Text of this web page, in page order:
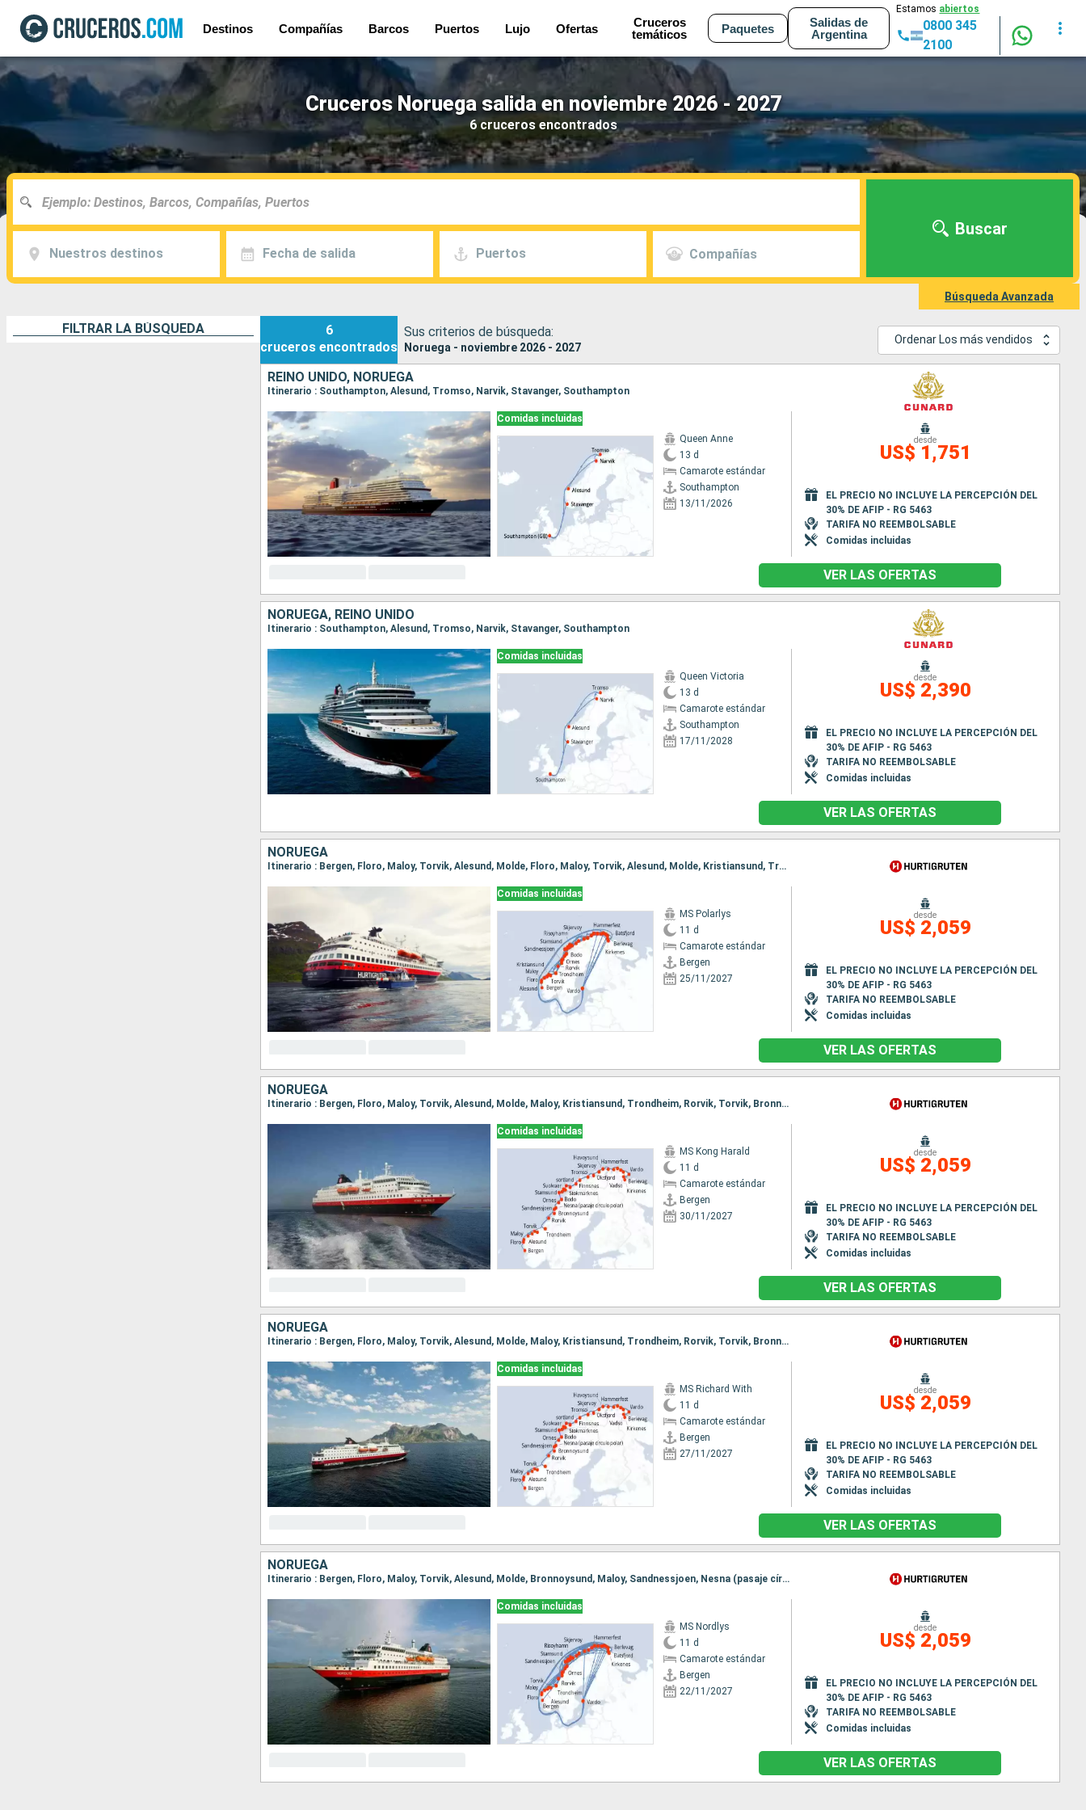
Destinos Compañías Barcos Puertos Lujo Ofertas
Cruceros
temáticos
Paquetes
Salidas de
Argentina
Estamos abiertos
0800 345
2100
Cruceros Noruega salida en noviembre 2026 - 2027
6 cruceros encontrados
Nuestros destinos Fecha de salida Puertos Compañías
Buscar
Búsqueda Avanzada
FILTRAR LA BÚSQUEDA
6
cruceros encontrados
Sus criterios de búsqueda:
Noruega - noviembre 2026 - 2027
Ordenar Los más vendidos
REINO UNIDO, NORUEGA
Itinerario : Southampton, Alesund, Tromso, Narvik, Stavanger, Southampton
Comidas incluidas
Queen Anne
13 d
Camarote estándar
Southampton
13/11/2026
desde
US$ 1,751
EL PRECIO NO INCLUYE LA PERCEPCIÓN DEL
30% DE AFIP - RG 5463
TARIFA NO REEMBOLSABLE
Comidas incluidas
VER LAS OFERTAS
NORUEGA, REINO UNIDO
Itinerario : Southampton, Alesund, Tromso, Narvik, Stavanger, Southampton
Comidas incluidas
Queen Victoria
13 d
Camarote estándar
Southampton
17/11/2028
desde
US$ 2,390
EL PRECIO NO INCLUYE LA PERCEPCIÓN DEL
30% DE AFIP - RG 5463
TARIFA NO REEMBOLSABLE
Comidas incluidas
VER LAS OFERTAS
NORUEGA
Itinerario : Bergen, Floro, Maloy, Torvik, Alesund, Molde, Floro, Maloy, Torvik, Alesund, Molde, Kristiansund, Trondheim, Rorvik, Maloy, Kristiansund, Trondheim, Rorvik, Bronnoysund, Sandnessjoen, Nesna (pasaje círculo polar), Ornes, Bodo, Stamsund, Svolvaer, Torvik, Bronnoysund, Sandnessjoen, Nesna (pasaje círculo polar), Ornes, Bodo, Stamsund, Svolvaer, Stokmarknes, sortland, Risoyhamn, Harstad, Finnsnes, Tromso, Skjervoy, Alesund, Stokmarknes, sortland, Risoyhamn, Harstad, Finnsnes, Tromso, Skjervoy, Oksfjord, Hammerfest, Havoysund, Honningsvag, Kjollefjord, Mehamn, Berlevag, Molde, Oksfjord, Hammerfest, Havoysund, Honningsvag, Kjollefjord, Mehamn, Berlevag, Batsfjord, Vardo, Vadso, Kirkenes, Kristiansund, Batsfjord, Vardo, Vadso, Kirkenes, Mehamn, Berlevag, Kjollefjord, Honningsvag, Havoysund, Hammerfest, Oksfjord, Skjervoy, Tromso, Trondheim, Mehamn, Kjollefjord, Honningsvag, Havoysund, Hammerfest, Oksfjord, Skjervoy, Finnsnes, Tromso, Harstad, Risoyhamn, sortland, Stokmarknes, Svolvaer, Stamsund, Finnsnes, Harstad, Risoyhamn, sortland, Stokmarknes, Svolvaer, Bodo, Stamsund, Ornes, Nesna (pasaje círculo polar), Sandnessjoen, Bronnoysund, Rorvik, Bodo, Ornes, Nesna (pasaje círculo polar), Sandnessjoen, Bronnoysund, Trondheim, Rorvik, Sandnessjoen, Trondheim, Nesna (pasaje círculo polar), Ornes, Bodo, Stamsund, Svolvaer, Stokmarknes, sortland, Risoyhamn, Harstad, Finnsnes, Tromso, Skjervoy, Oksfjord, Hammerfest, Havoysund, Honningsvag, Kjollefjord, Mehamn, Berlevag, Batsfjord, Vardo, Vadso, Kirkenes, Vardo, Batsfjord, Berlevag, Mehamn, Kjollefjord, Honningsvag, Havoysund, Hammerfest, Oksfjord, Skjervoy, Tromso, Finnsnes, Harstad, Risoyhamn, sortland, Stokmarknes, Svolvaer, Stamsund, Bodo, Ornes, Nesna (pasaje círculo polar), Sandnessjoen, Bronnoysund, Rorvik, Trondheim
Comidas incluidas
MS Polarlys
11 d
Camarote estándar
Bergen
25/11/2027
desde
US$ 2,059
EL PRECIO NO INCLUYE LA PERCEPCIÓN DEL
30% DE AFIP - RG 5463
TARIFA NO REEMBOLSABLE
Comidas incluidas
VER LAS OFERTAS
NORUEGA
Itinerario : Bergen, Floro, Maloy, Torvik, Alesund, Molde, Maloy, Kristiansund, Trondheim, Rorvik, Torvik, Bronnoysund, Sandnessjoen, Nesna (pasaje círculo polar), Ornes, Bodo, Stamsund, Svolvaer, Alesund, Stokmarknes, sortland, Risoyhamn, Harstad, Finnsnes, Tromso, Skjervoy, Batsfjord, Vardo, Vadso, Kirkenes, Molde, Oksfjord, Hammerfest, Havoysund, Honningsvag, Kjollefjord, Mehamn, Berlevag, Kristiansund, Mehamn, Kjollefjord, Honningsvag, Havoysund, Hammerfest, Oksfjord, Skjervoy, Tromso, Batsfjord, Vardo, Vadso, Kirkenes, Berlevag, Trondheim, Finnsnes, Harstad, Risoyhamn, sortland, Stokmarknes, Svolvaer, Stamsund, Mehamn, Kjollefjord, Honningsvag, Havoysund, Hammerfest, Oksfjord, Skjervoy, Tromso, Bodo, Ornes, Nesna (pasaje círculo polar), Sandnessjoen, Bronnoysund, Rorvik, Finnsnes, Harstad, Risoyhamn, sortland, Stokmarknes, Svolvaer, Stamsund, Trondheim, Bodo, Ornes, Nesna (pasaje círculo polar), Sandnessjoen, Bronnoysund, Rorvik, Sandnessjoen, Trondheim, Nesna (pasaje círculo polar), Ornes, Bodo, Stamsund, Svolvaer, Stokmarknes, sortland, Risoyhamn, Harstad, Finnsnes, Tromso, Skjervoy, Oksfjord, Hammerfest, Havoysund, Honningsvag, Kjollefjord, Mehamn, Berlevag, Batsfjord, Vardo, Vadso, Kirkenes, Vardo, Batsfjord, Berlevag, Mehamn, Kjollefjord, Honningsvag, Havoysund, Hammerfest, Oksfjord, Skjervoy, Tromso, Finnsnes, Harstad, Risoyhamn, sortland, Stokmarknes, Svolvaer, Stamsund, Bodo, Ornes, Nesna (pasaje círculo polar), Sandnessjoen, Bronnoysund, Rorvik, Trondheim
Comidas incluidas
MS Kong Harald
11 d
Camarote estándar
Bergen
30/11/2027
desde
US$ 2,059
EL PRECIO NO INCLUYE LA PERCEPCIÓN DEL
30% DE AFIP - RG 5463
TARIFA NO REEMBOLSABLE
Comidas incluidas
VER LAS OFERTAS
NORUEGA
Itinerario : Bergen, Floro, Maloy, Torvik, Alesund, Molde, Maloy, Kristiansund, Trondheim, Rorvik, Torvik, Bronnoysund, Sandnessjoen, Nesna (pasaje círculo polar), Ornes, Bodo, Stamsund, Svolvaer, Alesund, Stokmarknes, sortland, Risoyhamn, Harstad, Finnsnes, Tromso, Skjervoy, Molde, Oksfjord, Hammerfest, Havoysund, Honningsvag, Kjollefjord, Mehamn, Berlevag, Kristiansund, Batsfjord, Vardo, Vadso, Kirkenes, Berlevag, Trondheim, Mehamn, Kjollefjord, Honningsvag, Havoysund, Hammerfest, Oksfjord, Skjervoy, Tromso, Bodo, Ornes, Nesna (pasaje círculo polar), Sandnessjoen, Bronnoysund, Rorvik, Finnsnes, Harstad, Risoyhamn, sortland, Stokmarknes, Svolvaer, Stamsund, Trondheim, Bodo, Ornes, Nesna (pasaje círculo polar), Sandnessjoen, Bronnoysund, Rorvik, Sandnessjoen, Trondheim, Nesna (pasaje círculo polar), Ornes, Bodo, Stamsund, Svolvaer, Stokmarknes, sortland, Risoyhamn, Harstad, Finnsnes, Tromso, Skjervoy, Oksfjord, Hammerfest, Havoysund, Honningsvag, Kjollefjord, Mehamn, Berlevag, Batsfjord, Vardo, Vadso, Kirkenes, Vardo, Batsfjord, Berlevag, Mehamn, Kjollefjord, Honningsvag, Havoysund, Hammerfest, Oksfjord, Skjervoy, Tromso, Finnsnes, Harstad, Risoyhamn, sortland, Stokmarknes, Svolvaer, Stamsund, Bodo, Ornes, Nesna (pasaje círculo polar), Sandnessjoen, Bronnoysund, Rorvik, Trondheim
Comidas incluidas
MS Richard With
11 d
Camarote estándar
Bergen
27/11/2027
desde
US$ 2,059
EL PRECIO NO INCLUYE LA PERCEPCIÓN DEL
30% DE AFIP - RG 5463
TARIFA NO REEMBOLSABLE
Comidas incluidas
VER LAS OFERTAS
NORUEGA
Itinerario : Bergen, Floro, Maloy, Torvik, Alesund, Molde, Bronnoysund, Maloy, Sandnessjoen, Nesna (pasaje círculo polar), Ornes, Bodo, Stamsund, Kristiansund, Svolvaer, Trondheim, Rorvik, Torvik, Stokmarknes, sortland, Bronnoysund, Risoyhamn, Sandnessjoen, Harstad, Nesna (pasaje círculo polar), Finnsnes, Ornes, Tromso, Bodo, Skjervoy, Stamsund, Svolvaer, Alesund, Oksfjord, Hammerfest, Stokmarknes, Havoysund, sortland, Honningsvag, Risoyhamn, Kjollefjord, Harstad, Mehamn, Finnsnes, Berlevag, Tromso, Skjervoy, Molde, Batsfjord, Vardo, Oksfjord, Vadso, Hammerfest, Kirkenes, Havoysund, Honningsvag, Kjollefjord, Mehamn, Berlevag, Kristiansund, Mehamn, Kjollefjord, Honningsvag, Batsfjord, Havoysund, Vardo, Hammerfest, Vadso, Oksfjord, Kirkenes, Skjervoy, Tromso, Berlevag, Trondheim, Finnsnes, Harstad, Mehamn, Risoyhamn, Kjollefjord, sortland, Honningsvag, Stokmarknes, Havoysund, Svolvaer, Hammerfest, Stamsund, Oksfjord, Skjervoy, Tromso, Bodo, Ornes, Nesna (pasaje círculo polar), Finnsnes, Sandnessjoen, Harstad, Bronnoysund, Risoyhamn, Rorvik, sortland, Stokmarknes, Svolvaer, Stamsund, Trondheim, Bodo, Ornes, Nesna (pasaje círculo polar), Sandnessjoen, Bronnoysund, Rorvik, Sandnessjoen, Trondheim, Nesna (pasaje círculo polar), Ornes, Bodo, Stamsund, Svolvaer, Stokmarknes, sortland, Risoyhamn, Harstad, Finnsnes, Tromso, Skjervoy, Oksfjord, Hammerfest, Havoysund, Honningsvag, Kjollefjord, Mehamn, Berlevag, Batsfjord, Vardo, Vadso, Kirkenes, Vardo, Batsfjord, Berlevag, Mehamn, Kjollefjord, Honningsvag, Havoysund, Hammerfest, Oksfjord, Skjervoy, Tromso, Finnsnes, Harstad, Risoyhamn, sortland, Stokmarknes, Svolvaer, Stamsund, Bodo, Ornes, Nesna (pasaje círculo polar), Sandnessjoen, Bronnoysund, Rorvik, Trondheim
Comidas incluidas
MS Nordlys
11 d
Camarote estándar
Bergen
22/11/2027
desde
US$ 2,059
EL PRECIO NO INCLUYE LA PERCEPCIÓN DEL
30% DE AFIP - RG 5463
TARIFA NO REEMBOLSABLE
Comidas incluidas
VER LAS OFERTAS